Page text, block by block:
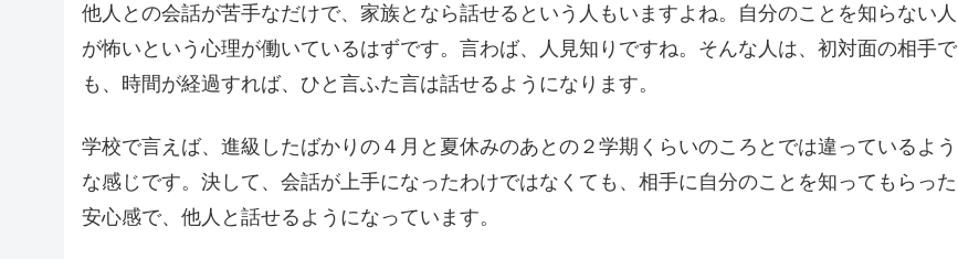
他人との会話が苦手なだけで、家族となら話せるという人もいますよね。自分のことを知らない人
が怖いという心理が働いているはずです。言わば、人見知りですね。そんな人は、初対面の相手で
も、時間が経過すれば、ひと言ふた言は話せるようになります。
学校で言えば、進級したばかりの４月と夏休みのあとの２学期くらいのころとでは違っているよう
な感じです。決して、会話が上手になったわけではなくても、相手に自分のことを知ってもらった
安心感で、他人と話せるようになっています。